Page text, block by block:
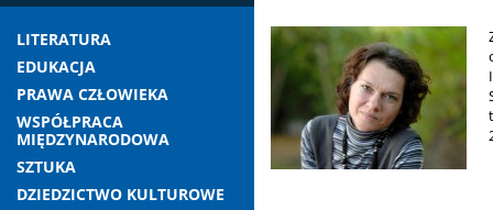
LITERATURA
EDUKACJA
PRAWA CZŁOWIEKA
WSPÓŁPRACA
MIĘDZYNARODOWA
SZTUKA
DZIEDZICTWO KULTUROWE